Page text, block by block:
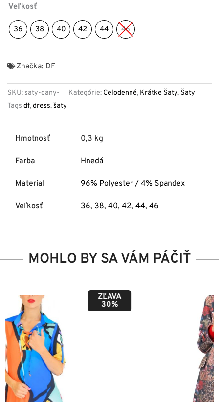
Veľkosť
36 38 40 42 44 46
Značka: DF
SKU: saty-dany- Kategórie: Celodenné, Krátke Šaty, Šaty
Tags df,dress,šaty
Hmotnosť 0,3 kg
Farba Hnedá
Material 96% Polyester / 4% Spandex
Veľkosť 36, 38, 40, 42, 44, 46
MOHLO BY SA VÁM PÁČIŤ